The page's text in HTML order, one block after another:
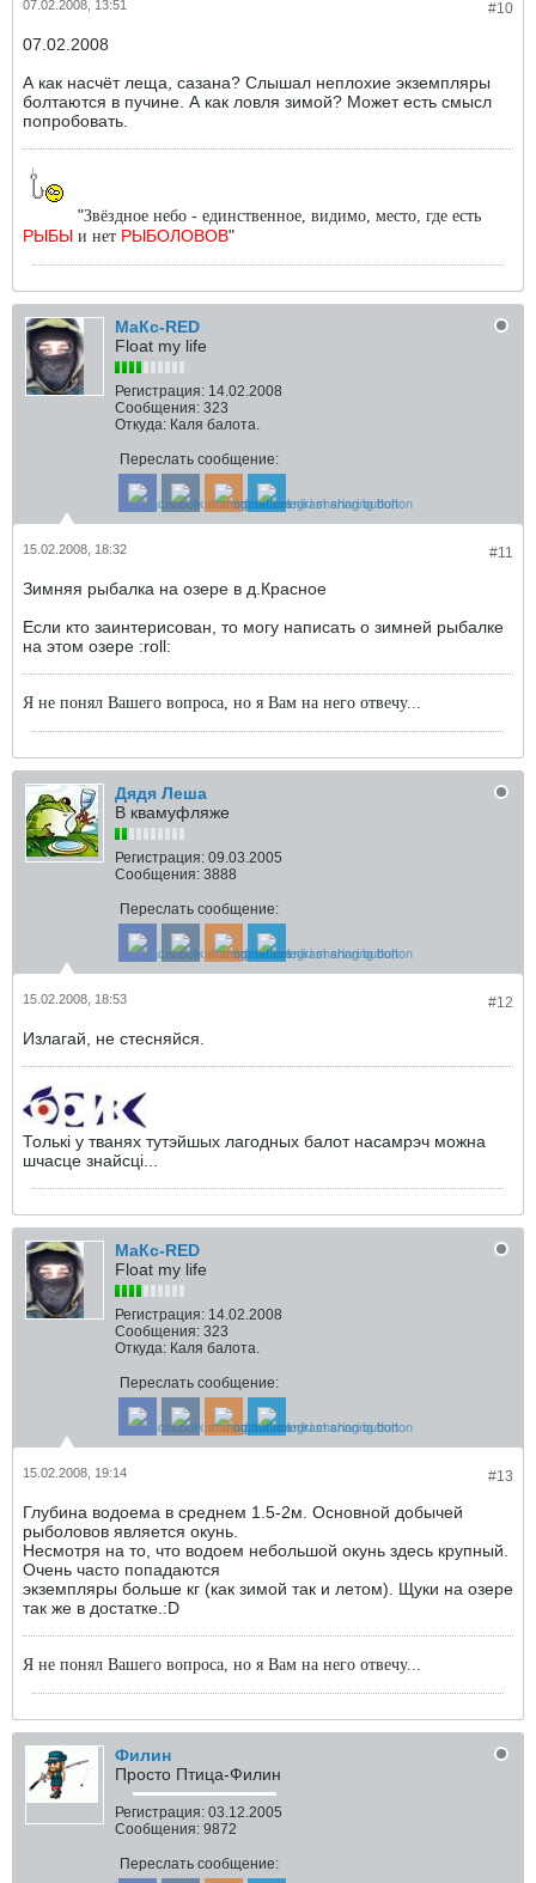
#10
07.02.2008, 13:51
07.02.2008
А как насчёт леща, сазана? Слышал неплохие экземпляры
болтаются в пучине. А как ловля зимой? Может есть смысл
попробовать.
"Звёздное небо - единственное, видимо, место, где есть
РЫБЫ и нет РЫБОЛОВОВ"
МаКс-RED
Float my life
Регистрация: 14.02.2008
Сообщения: 323
Откуда: Каля балота.
Переслать сообщение:
#11
15.02.2008, 18:32
Зимняя рыбалка на озере в д.Красное
Если кто заинтерисован, то могу написать о зимней рыбалке
на этом озере :roll:
Я не понял Вашего вопроса, но я Вам на него отвечу...
Дядя Леша
В квамуфляже
Регистрация: 09.03.2005
Сообщения: 3888
Переслать сообщение:
#12
15.02.2008, 18:53
Излагай, не стесняйся.
Толькi у тванях тутэйшых лагодных балот насамрэч можна
шчасце знайсцi...
МаКс-RED
Float my life
Регистрация: 14.02.2008
Сообщения: 323
Откуда: Каля балота.
Переслать сообщение:
#13
15.02.2008, 19:14
Глубина водоема в среднем 1.5-2м. Основной добычей
рыболовов является окунь.
Несмотря на то, что водоем небольшой окунь здесь крупный.
Очень часто попадаются
экземпляры больше кг (как зимой так и летом). Щуки на озере
так же в достатке.:D
Я не понял Вашего вопроса, но я Вам на него отвечу...
Филин
Просто Птица-Филин
Регистрация: 03.12.2005
Сообщения: 9872
Переслать сообщение: